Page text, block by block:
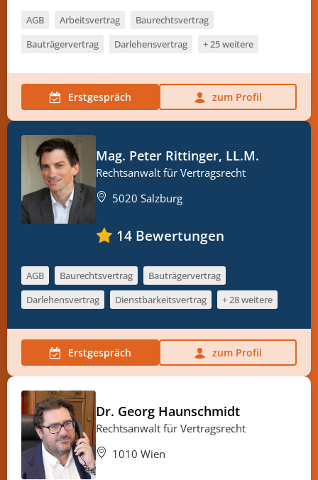
AGB Arbeitsvertrag
Baurechtsvertrag
Bauträgervertrag
Darlehensvertrag + 25 weitere
Erstgespräch zum Profil
Mag. Peter Rittinger, LL.M.
Rechtsanwalt für Vertragsrecht
5020 Salzburg
14 Bewertungen
AGB Baurechtsvertrag
Bauträgervertrag
Darlehensvertrag
Dienstbarkeitsvertrag + 28 weitere
Erstgespräch zum Profil
Dr. Georg Haunschmidt
Rechtsanwalt für Vertragsrecht
1010 Wien